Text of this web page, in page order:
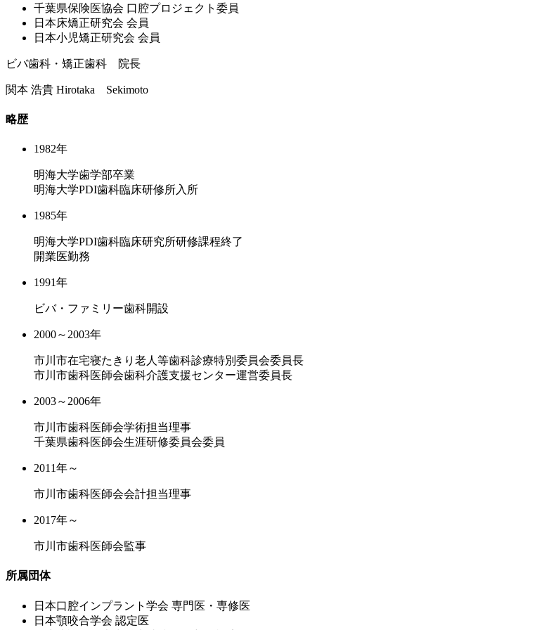
千葉県保険医協会 ⼝腔プロジェクト委員
⽇本床矯正研究会 会員
⽇本⼩児矯正研究会 会員
ビバ歯科・矯正歯科 院長
関本 浩貴 Hirotaka Sekimoto
略歴
1982年
明海大学歯学部卒業
明海大学PDI歯科臨床研修所入所
1985年
明海大学PDI歯科臨床研究所研修課程終了
開業医勤務
1991年
ビバ・ファミリー歯科開設
2000～2003年
市川市在宅寝たきり老人等歯科診療特別委員会委員長
市川市歯科医師会歯科介護支援センター運営委員長
2003～2006年
市川市歯科医師会学術担当理事
千葉県歯科医師会生涯研修委員会委員
2011年～
市川市歯科医師会会計担当理事
2017年～
市川市歯科医師会監事
所属団体
⽇本⼝腔インプラント学会 専⾨医・専修医
⽇本顎咬合学会 認定医